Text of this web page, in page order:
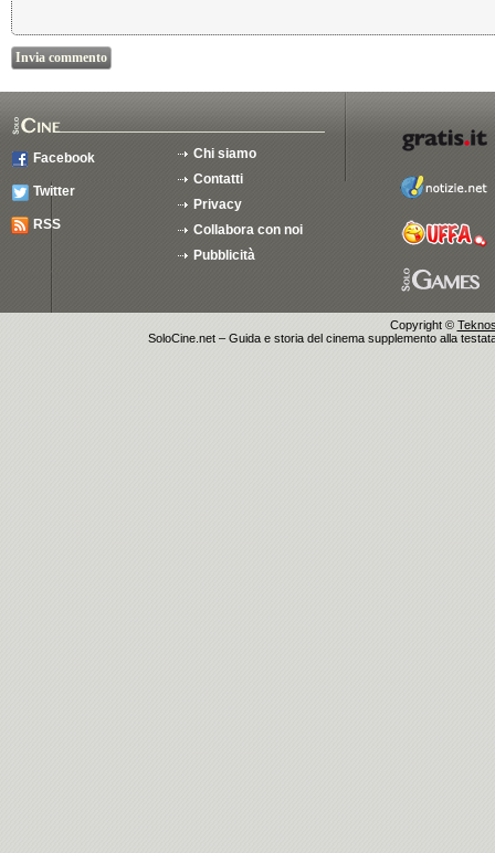
Facebook
Twitter
RSS
Chi siamo
Contatti
Privacy
Collabora con noi
Pubblicità
Copyright ©
SoloCine.net – Guida e storia del cinema supplemento alla